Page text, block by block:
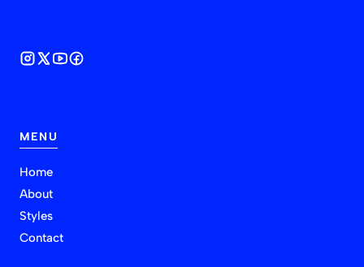
MENU
Home
About
Styles
Contact